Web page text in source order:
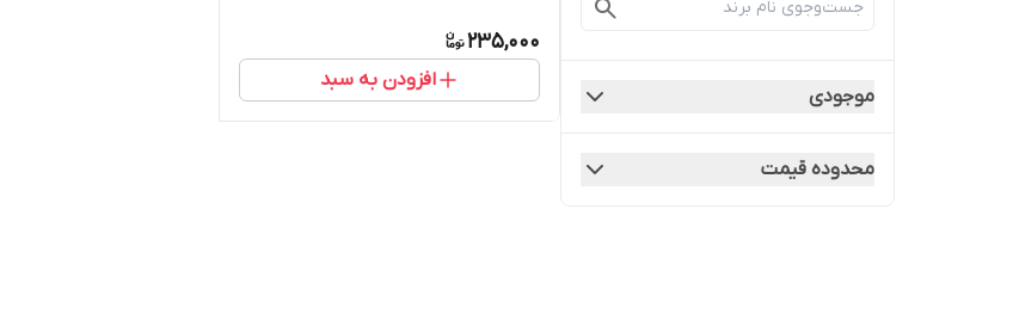
موجودی
محدوده قیمت
235,000
افزودن به سبد